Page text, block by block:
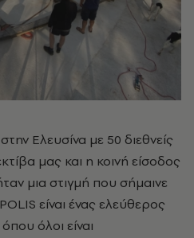
Ελευσίνα με 50 διεθνείς
μας και η κοινή είσοδος
μια στιγμή που σήμαινε
είναι ένας ελεύθερος
όλοι είναι